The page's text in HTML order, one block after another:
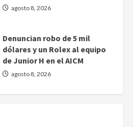
agosto 8, 2026
Denuncian robo de 5 mil
dólares y un Rolex al equipo
de Junior H en el AICM
agosto 8, 2026